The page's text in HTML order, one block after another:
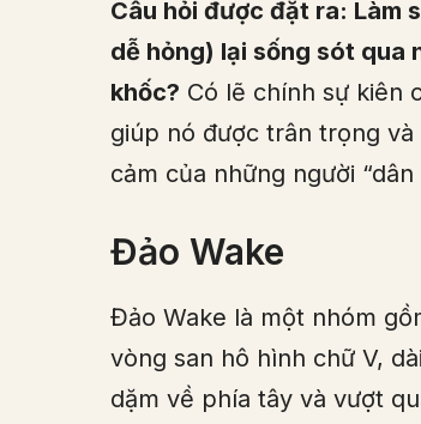
Câu hỏi được đặt ra: Làm
dễ hỏng) lại sống sót qua
khốc? Có lẽ chính sự kiên
giúp nó được trân trọng
cảm của những người
Đảo Wake
Đảo Wake là một nhóm
vòng san hô hình chữ V,
dặm về phía tây và vượt